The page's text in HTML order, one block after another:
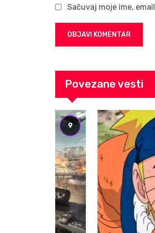
Sačuvaj moje ime,
Povezane vesti